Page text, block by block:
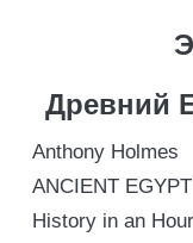
Древний
Anthony Holmes
ANCIENT EGYPT
History in an Hour